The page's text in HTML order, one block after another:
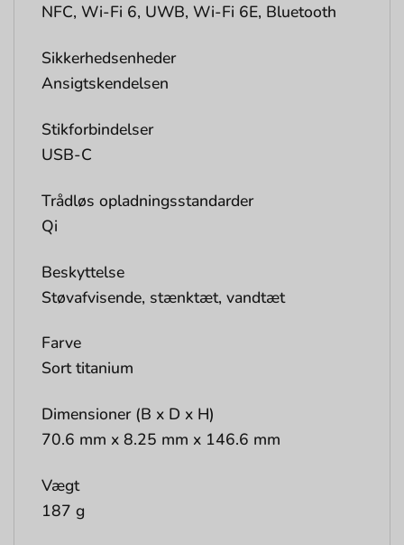
NFC, Wi-Fi 6, UWB, Wi-Fi 6E, Bluetooth
Sikkerhedsenheder
Ansigtskendelsen
Stikforbindelser
USB-C
Trådløs opladningsstandarder
Qi
Beskyttelse
Støvafvisende, stænktæt, vandtæt
Farve
Sort titanium
Dimensioner (B x D x H)
70.6 mm x 8.25 mm x 146.6 mm
Vægt
187 g